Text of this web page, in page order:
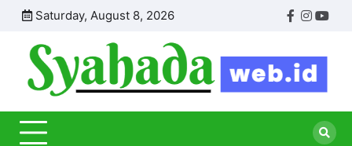
Skip
content
Saturday, August 8, 2026
Facebook